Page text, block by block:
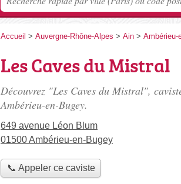
Accueil > Auvergne-Rhône-Alpes > Ain > Ambérieu-
Les Caves du Mistral
Découvrez "Les Caves du Mistral",
Ambérieu-en-Bugey.
649 avenue Léon Blum
01500 Ambérieu-en-Bugey
📞 Appeler ce caviste